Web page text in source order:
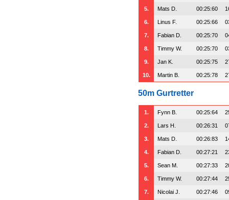
5. Mats D. 00:25:60
6. Linus F. 00:25:66
7. Fabian D. 00:25:70
8. Timmy W. 00:25:70
9. Jan K. 00:25:75
10. Martin B. 00:25:78
50m Gurtretter
1. Fynn B. 00:25:64
2. Lars H. 00:26:31
3. Mats D. 00:26:83
4. Fabian D. 00:27:21
5. Sean M. 00:27:33
6. Timmy W. 00:27:44
7. Nicolai J. 00:27:46